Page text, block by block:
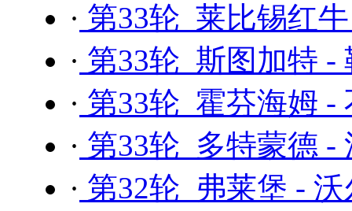
· 第33轮 莱比锡红
· 第33轮 斯图加特 -
· 第33轮 霍芬海姆 -
· 第33轮 多特蒙德 -
· 第32轮 弗莱堡 -